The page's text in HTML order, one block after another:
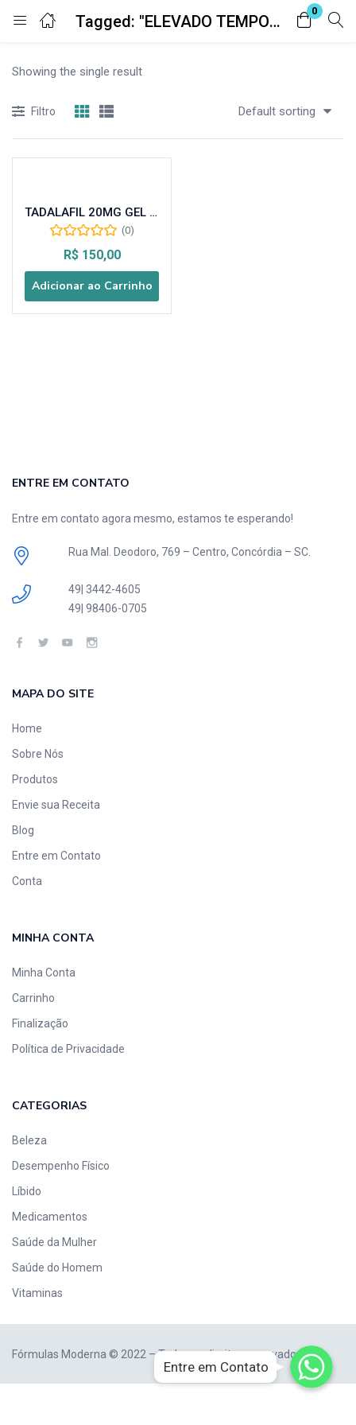
Tagged: "ELEVADO TEMPO DE MEIA VIDA"
0
Entrar Registro
Lembrar-me
Showing the single result
Filtro Default sorting
TADALAFIL 20MG GEL TRANSDERMICO
(0)
R$150,00
Adicionar ao Carrinho
ENTRE EM CONTATO
Entre em contato agora mesmo, estamos te esperando!
Rua Mal. Deodoro, 769 – Centro, Concórdia – SC.
49| 3442-4605
49| 98406-0705
MAPA DO SITE
Home
Sobre Nós
Produtos
Envie sua Receita
Blog
Entre em Contato
Conta
MINHA CONTA
Minha Conta
Carrinho
Finalização
Política de Privacidade
CATEGORIAS
Beleza
Desempenho Físico
Líbido
Medicamentos
Saúde da Mulher
Saúde do Homem
Vitaminas
Fórmulas Moderna © 2022 – Todos os direitos reservados.
WhatsApp
WhatsApp
WhatsApp
Entre em Contato